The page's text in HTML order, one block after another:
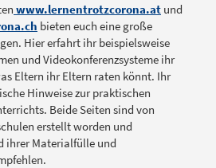
www.lernentrotzcorona.at und
bieten euch eine große
Hier erfahrt ihr beispielsweise
und Videokonferenzsysteme ihr
Eltern ihr Eltern raten könnt. Ihr
Hinweise zur praktischen
Beide Seiten sind von
erstellt worden und
ihrer Materialfülle und